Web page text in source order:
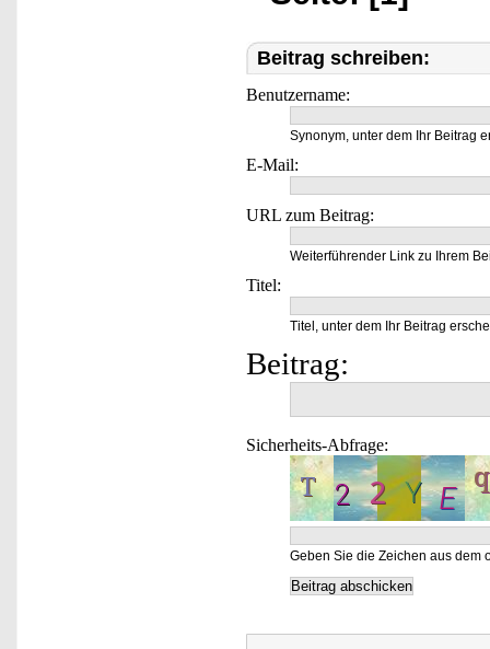
Beitrag schreiben:
Benutzername:
Synonym, unter dem Ihr Beitrag
E-Mail:
URL zum Beitrag:
Weiterführender Link zu Ihrem
Titel:
Titel, unter dem Ihr Beitrag
Beitrag:
Sicherheits-Abfrage:
Geben Sie die Zeichen aus dem